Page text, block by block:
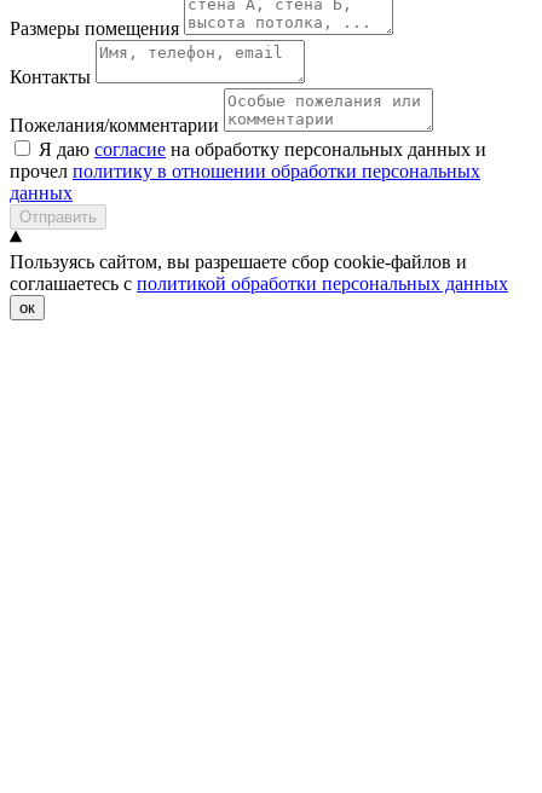
Размеры помещения
Контакты
Пожелания/комментарии
Я даю согласие на обработку персональных данных и
прочел политику в отношении обработки персональных
данных
Отправить
Пользуясь сайтом, вы разрешаете сбор cookie-файлов и
соглашаетесь с политикой обработки персональных данных
ок